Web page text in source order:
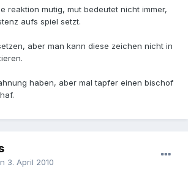
reaktion mutig, mut bedeutet nicht immer,
aufs spiel setzt.
aber man kann diese zeichen nicht in
haben, aber mal tapfer einen bischof
3. April 2010